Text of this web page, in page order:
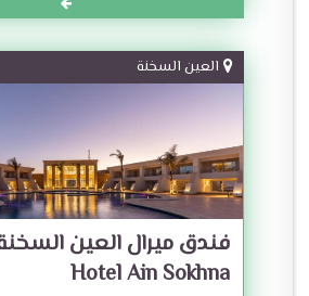
العين السخنة
Hotel Ain Sokhna